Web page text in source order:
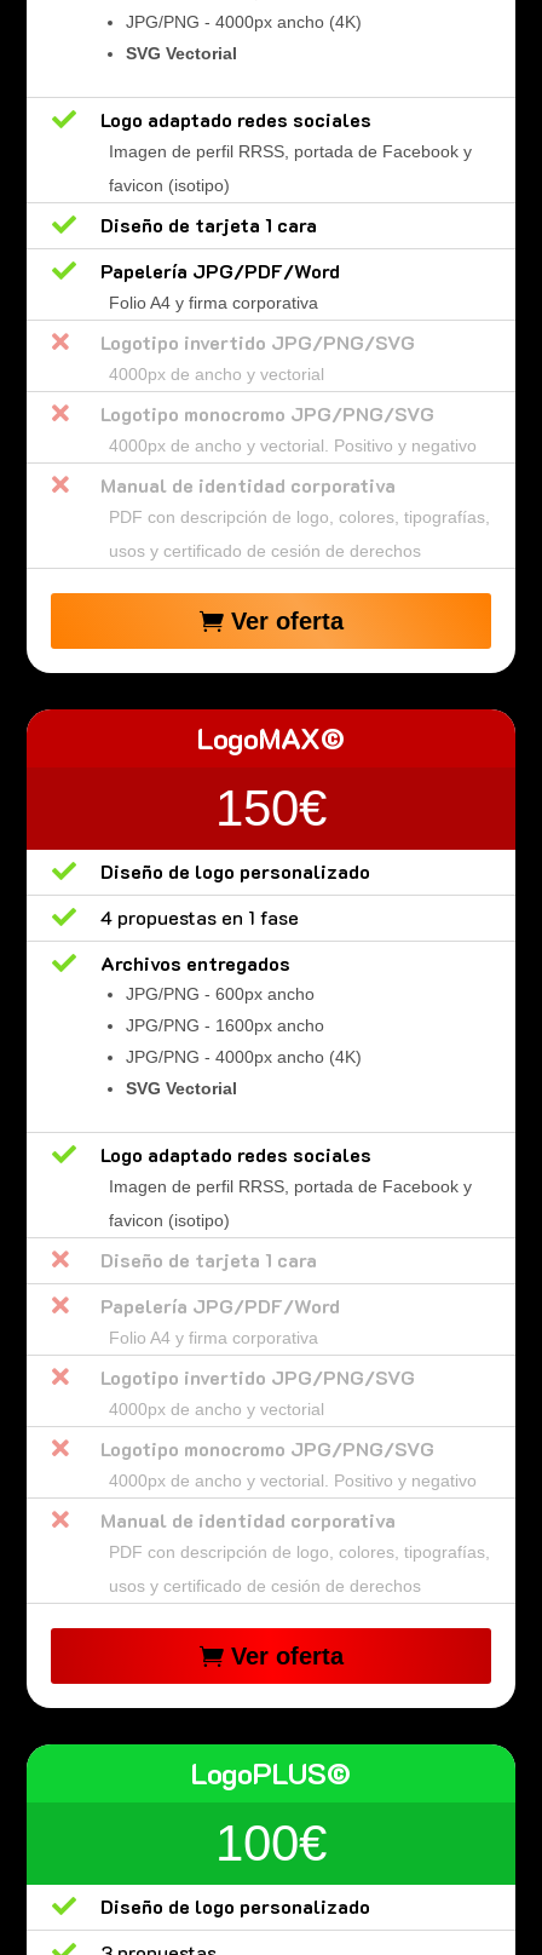
JPG/PNG - 4000px ancho (4K)
SVG Vectorial
 Logo adaptado redes sociales
Imagen de perfil RRSS, portada de Facebook y
favicon (isotipo)

Diseño de tarjeta 1 cara

Papelería JPG/PDF/Word
Folio A4 y firma corporativa
 Logotipo invertido JPG/PNG/SVG
4000px de ancho y vectorial
 Logotipo monocromo JPG/PNG/SVG
4000px de ancho y vectorial. Positivo y negativo
 Manual de identidad corporativa
PDF con descripción de logo, colores, tipografías,
usos y certificado de cesión de derechos
Ver oferta
LogoMAX©
150€

Diseño de logo personalizado

4 propuestas en 1 fase

Archivos entregados
JPG/PNG - 600px ancho
JPG/PNG - 1600px ancho
JPG/PNG - 4000px ancho (4K)
SVG Vectorial
 Logo adaptado redes sociales
Imagen de perfil RRSS, portada de Facebook y
favicon (isotipo)

Diseño de tarjeta 1 cara

Papelería JPG/PDF/Word
Folio A4 y firma corporativa
 Logotipo invertido JPG/PNG/SVG
4000px de ancho y vectorial
 Logotipo monocromo JPG/PNG/SVG
4000px de ancho y vectorial. Positivo y negativo
 Manual de identidad corporativa
PDF con descripción de logo, colores, tipografías,
usos y certificado de cesión de derechos
Ver oferta
LogoPLUS©
100€

Diseño de logo personalizado